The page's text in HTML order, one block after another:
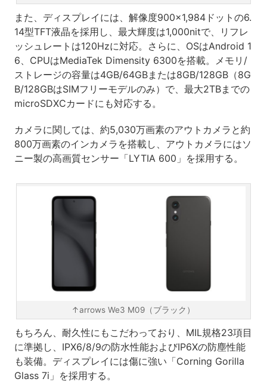
また、ディスプレイには、解像度900×1,984ドットの6.
14型TFT液晶を採用し、最大輝度は1,000nitで、リフレ
ッシュレートは120Hzに対応。さらに、OSはAndroid 1
6、CPUはMediaTek Dimensity 6300を搭載。メモリ/
ストレージの容量は4GB/64GBまたは8GB/128GB（8G
B/128GBはSIMフリーモデルのみ）で、最大2TBまでの
microSDXCカードにも対応する。
カメラに関しては、約5,030万画素のアウトカメラと約
800万画素のインカメラを搭載し、アウトカメラにはソ
ニー製の高画質センサー「LYTIA 600」を採用する。
↑arrows We3 M09（ブラック）
もちろん、耐久性にもこだわっており、MIL規格23項目
に準拠し、IPX6/8/9の防水性能およびIP6Xの防塵性能
も装備。ディスプレイには傷に強い「Corning Gorilla
Glass 7i」を採用する。